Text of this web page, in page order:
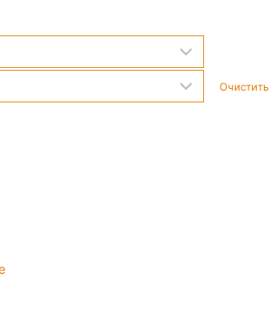
Очистить